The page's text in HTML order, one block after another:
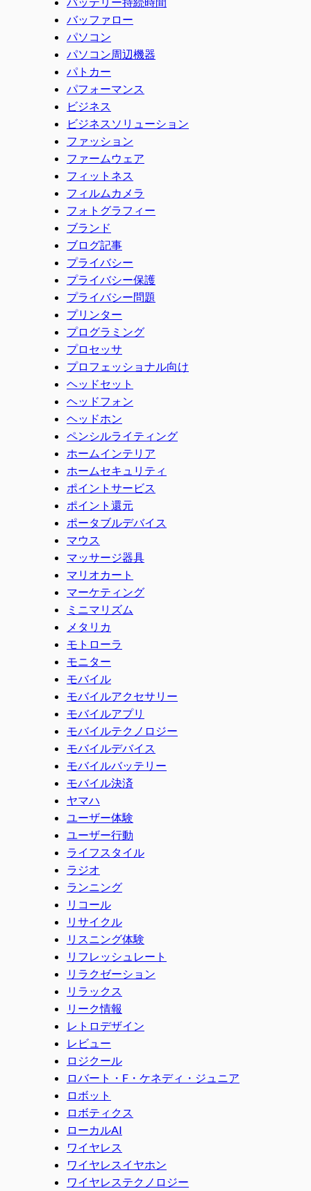
バッファロー
パソコン
パソコン周辺機器
パトカー
パフォーマンス
ビジネス
ビジネスソリューション
ファッション
ファームウェア
フィットネス
フィルムカメラ
フォトグラフィー
ブランド
ブログ記事
プライバシー
プライバシー保護
プライバシー問題
プリンター
プログラミング
プロセッサ
プロフェッショナル向け
ヘッドセット
ヘッドフォン
ヘッドホン
ペンシルライティング
ホームインテリア
ホームセキュリティ
ポイントサービス
ポイント還元
ポータブルデバイス
マウス
マッサージ器具
マリオカート
マーケティング
ミニマリズム
メタリカ
モトローラ
モニター
モバイル
モバイルアクセサリー
モバイルアプリ
モバイルテクノロジー
モバイルデバイス
モバイルバッテリー
モバイル決済
ヤマハ
ユーザー体験
ユーザー行動
ライフスタイル
ラジオ
ランニング
リコール
リサイクル
リスニング体験
リフレッシュレート
リラクゼーション
リラックス
リーク情報
レトロデザイン
レビュー
ロジクール
ロバート・F・ケネディ・ジュニア
ロボット
ロボティクス
ローカルAI
ワイヤレス
ワイヤレスイヤホン
ワイヤレステクノロジー